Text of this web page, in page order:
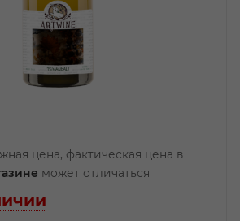
цена, фактическая цена в
может отличаться